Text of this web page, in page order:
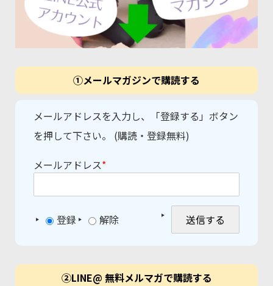
①メールマガジンで購読する
メールアドレスを入力し、「登録する」ボタン
を押して下さい。 (購読・登録無料)
メールアドレス*
登録 解除
②LINE@ 無料メルマガで購読する